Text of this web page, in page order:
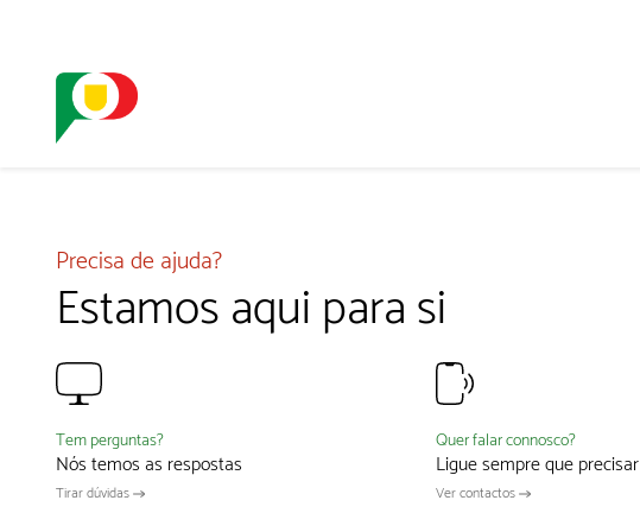
Precisa de ajuda?
Estamos aqui para si
Tem perguntas?
Nós temos as respostas
Tirar dúvidas
Quer falar connosco?
Ligue sempre que precisar
Ver contactos